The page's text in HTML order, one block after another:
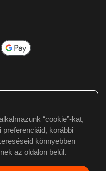
webmester@tilos.hu
“cookie”-kat,
preferenciáid, korábbi
könnyebben
az oldalon belül.